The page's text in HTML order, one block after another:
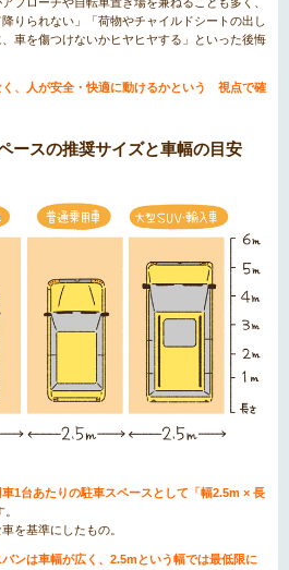
りられない」「荷物やチャイルドシートの出し
車を傷つけないかヒヤヒヤする」といった後悔
く、人が安全・快適に動けるかという 視点で確
ースの推奨サイズと車幅の目安
1台あたりの駐車スペースとして「幅2.5m × 長
を基準にしたもの。
ンは車幅が広く、2.5mという幅では最低限に